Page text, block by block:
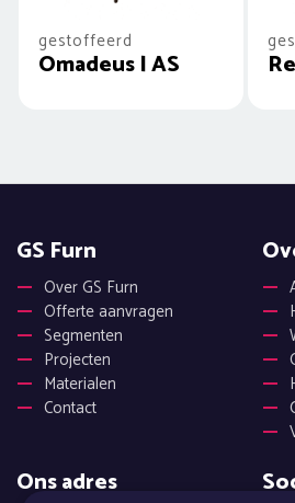
gestoffeerd
Omadeus | AS
GS Furn
Over GS Furn
Offerte aanvragen
Segmenten
Projecten
Materialen
Contact
Ons adres